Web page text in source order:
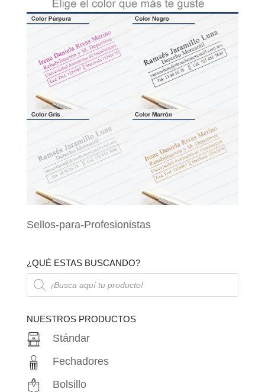
Sellos-para-Profesionistas
¿QUÉ ESTAS BUSCANDO?
Búsqueda
de
productos
NUESTROS PRODUCTOS
Stándar
Fechadores
Bolsillo